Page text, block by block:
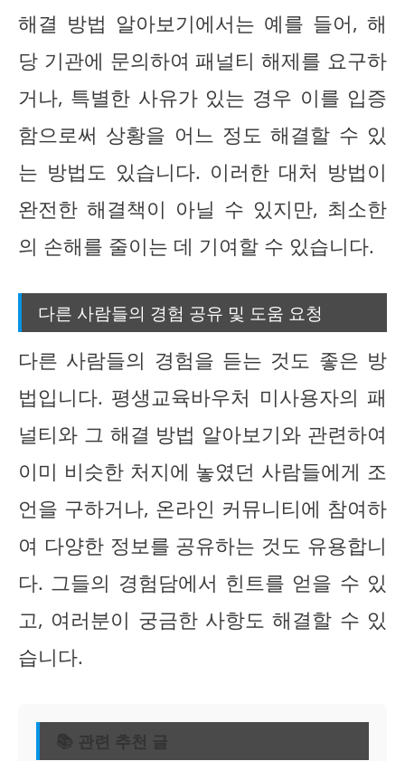
해결 방법 알아보기에서는 예를 들어, 해
당 기관에 문의하여 패널티 해제를 요구하
거나, 특별한 사유가 있는 경우 이를 입증
함으로써 상황을 어느 정도 해결할 수 있
는 방법도 있습니다. 이러한 대처 방법이
완전한 해결책이 아닐 수 있지만, 최소한
의 손해를 줄이는 데 기여할 수 있습니다.
다른 사람들의 경험 공유 및 도움 요청
다른 사람들의 경험을 듣는 것도 좋은 방
법입니다. 평생교육바우처 미사용자의 패
널티와 그 해결 방법 알아보기와 관련하여
이미 비슷한 처지에 놓였던 사람들에게 조
언을 구하거나, 온라인 커뮤니티에 참여하
여 다양한 정보를 공유하는 것도 유용합니
다. 그들의 경험담에서 힌트를 얻을 수 있
고, 여러분이 궁금한 사항도 해결할 수 있
습니다.
📚 관련 추천 글